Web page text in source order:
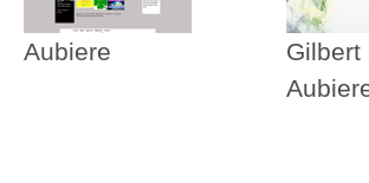
Aubiere
Gilbert